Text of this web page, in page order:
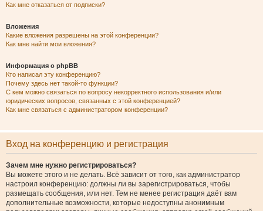
Как мне отказаться от подписки?
Вложения
Какие вложения разрешены на этой конференции?
Как мне найти мои вложения?
Информация о phpBB
Кто написал эту конференцию?
Почему здесь нет такой-то функции?
С кем можно связаться по вопросу некорректного использования и/или
юридических вопросов, связанных с этой конференцией?
Как мне связаться с администратором конференции?
Вход на конференцию и регистрация
Зачем мне нужно регистрироваться?
Вы можете этого и не делать. Всё зависит от того, как администратор
настроил конференцию: должны ли вы зарегистрироваться, чтобы
размещать сообщения, или нет. Тем не менее регистрация даёт вам
дополнительные возможности, которые недоступны анонимным